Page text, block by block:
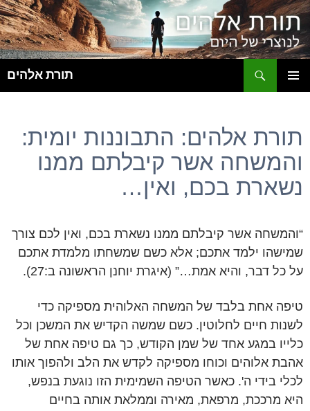
תורת אלהים
תורת אלהים: התבוננות יומית:
והמשחה אשר קיבלתם ממנו
נשארת בכם, ואין…
“והמשחה אשר קיבלתם ממנו נשארת בכם, ואין לכם צורך
שמישהו ילמד אתכם; אלא כשם שמשחתו מלמדת אתכם
על כל דבר, והיא אמת…” (איגרת יוחנן הראשונה ב:27).
טיפה אחת בלבד של המשחה האלוהית מספיקה כדי
לשנות חיים לחלוטין. כשם שמשה הקדיש את המשכן וכל
כלייו במגע אחד של שמן הקודש, כך גם טיפה אחת של
אהבת אלוהים וכוחו מספיקה לקדש את הלב ולהפוך אותו
לכלי בידי ה'. כאשר הטיפה השמימית הזו נוגעת בנפש,
היא מרככת, מרפאת, מאירה וממלאת אותה בחיים